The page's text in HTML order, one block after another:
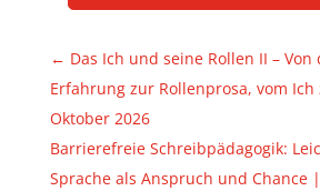
← Das Ich und seine Rollen II – Von
Erfah­rung zur Rollen­prosa, vom
Oktober 2026
Barrie­re­freie Schreib­päda­gogik:
Sprache als Anspruch und Chance